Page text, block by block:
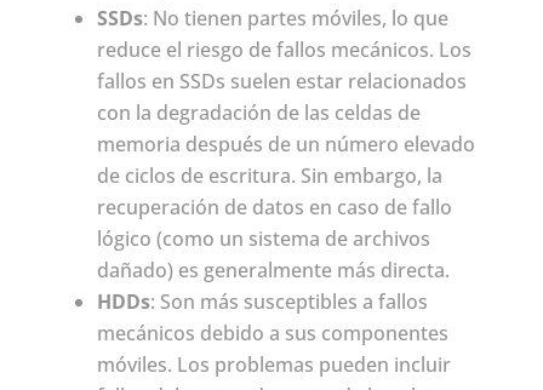
SSDs: No tienen partes móviles, lo que
reduce el riesgo de fallos mecánicos. Los
fallos en SSDs suelen estar relacionados
con la degradación de las celdas de
memoria después de un número elevado
de ciclos de escritura. Sin embargo, la
recuperación de datos en caso de fallo
lógico (como un sistema de archivos
dañado) es generalmente más directa.
HDDs: Son más susceptibles a fallos
mecánicos debido a sus componentes
móviles. Los problemas pueden incluir